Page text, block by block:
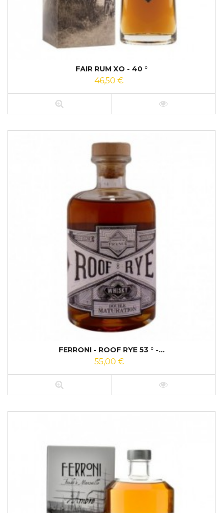
FAIR RUM XO - 40 °
46,50 €
FERRONI - ROOF RYE 53 ° -...
55,00 €